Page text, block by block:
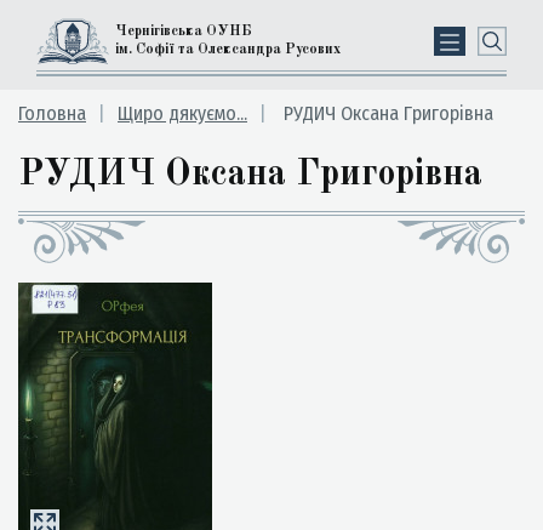
Чернігівська ОУНБ
ім. Софії та Олександра Русових
Головна Щиро дякуємо... РУДИЧ Оксана Григорівна
РУДИЧ Оксана Григорівна